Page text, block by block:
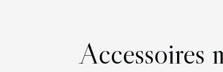
Accessoires